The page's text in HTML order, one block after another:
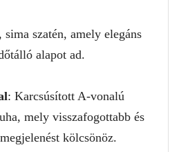
sima szatén, amely elegáns
alapot ad.
: Karcsúsított A-vonalú
mely visszafogottabb és
kölcsönöz.